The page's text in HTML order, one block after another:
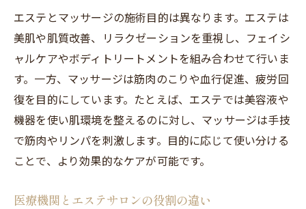
エステとマッサージの施術目的は異なります。エステは
美肌や肌質改善、リラクゼーションを重視し、フェイシ
ャルケアやボディトリートメントを組み合わせて行いま
す。一方、マッサージは筋肉のこりや血行促進、疲労回
復を目的にしています。たとえば、エステでは美容液や
機器を使い肌環境を整えるのに対し、マッサージは手技
で筋肉やリンパを刺激します。目的に応じて使い分ける
ことで、より効果的なケアが可能です。
医療機関とエステサロンの役割の違い